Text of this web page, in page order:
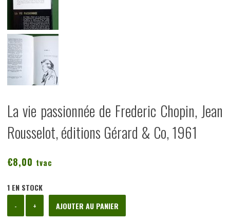
La vie passionnée de Frederic Chopin, Jean
Rousselot, éditions Gérard & Co, 1961
€8,00 tvac
1 EN STOCK
-
de
+ AJOUTER AU PANIER